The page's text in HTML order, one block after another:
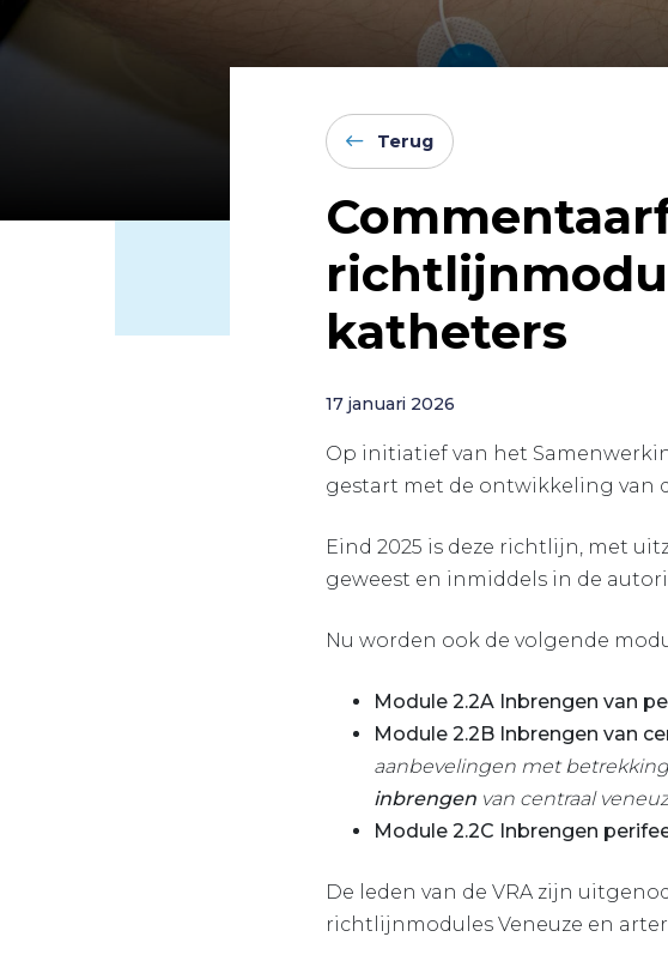
Terug
katheters
17 januari 2026
Op initiatief van het
gestart met de ontwikkeling van
Eind 2025 is deze richtlijn, met
geweest en inmiddels in de
Nu worden ook de volgende
Module 2.2A Inbrengen van
Module 2.2B Inbrengen van
aanbevelingen met
inbrengen van centraal
Module 2.2C Inbrengen
De leden van de VRA zijn
richtlijnmodules Veneuze en